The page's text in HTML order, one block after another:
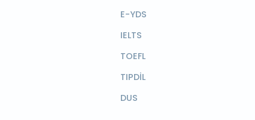
E-YDS
IELTS
TOEFL
TIPDİL
DUS